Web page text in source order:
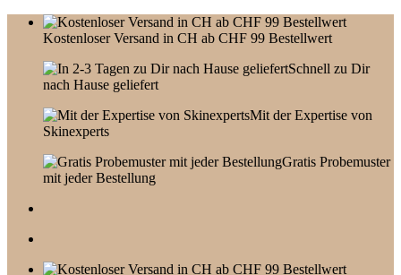
Skip
Kostenloser Versand in CH ab CHF 99 Bestellwert
Schnell zu Dir
nach Hause geliefert
Mit der Expertise von
Skinexperts
Gratis Probemuster
mit jeder Bestellung